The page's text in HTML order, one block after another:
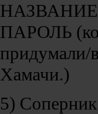
ПАРОЛЬ
придумали/
Хамачи.)
5)